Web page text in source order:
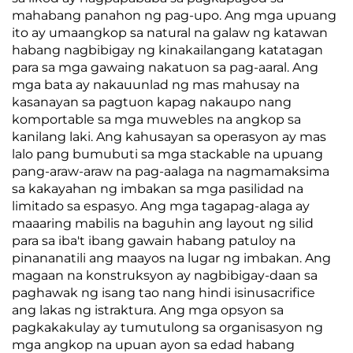
mahabang panahon ng pag-upo. Ang mga upuang
ito ay umaangkop sa natural na galaw ng katawan
habang nagbibigay ng kinakailangang katatagan
para sa mga gawaing nakatuon sa pag-aaral. Ang
mga bata ay nakauunlad ng mas mahusay na
kasanayan sa pagtuon kapag nakaupo nang
komportable sa mga muwebles na angkop sa
kanilang laki. Ang kahusayan sa operasyon ay mas
lalo pang bumubuti sa mga stackable na upuang
pang-araw-araw na pag-aalaga na nagmamaksima
sa kakayahan ng imbakan sa mga pasilidad na
limitado sa espasyo. Ang mga tagapag-alaga ay
maaaring mabilis na baguhin ang layout ng silid
para sa iba't ibang gawain habang patuloy na
pinananatili ang maayos na lugar ng imbakan. Ang
magaan na konstruksyon ay nagbibigay-daan sa
paghawak ng isang tao nang hindi isinusacrifice
ang lakas ng istraktura. Ang mga opsyon sa
pagkakakulay ay tumutulong sa organisasyon ng
mga angkop na upuan ayon sa edad habang